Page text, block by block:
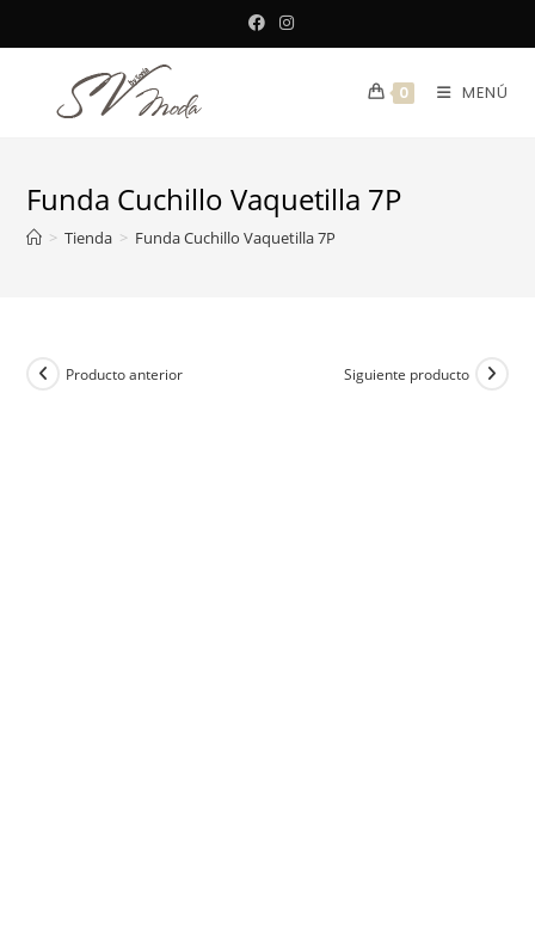
al
0 MENÚ
Funda Cuchillo Vaquetilla 7P
> Tienda > Funda Cuchillo Vaquetilla 7P
Producto anterior Siguiente producto